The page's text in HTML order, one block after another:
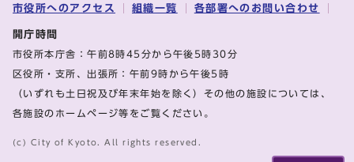
市役所へのアクセス 組織一覧 各部署へのお問い合わせ
開庁時間
市役所本庁舎：午前8時45分から午後5時30分
区役所・支所、出張所：午前9時から午後5時
（いずれも土日祝及び年末年始を除く）その他の施設については、
各施設のホームページ等をご覧ください。
(c) City of Kyoto. All rights reserved.